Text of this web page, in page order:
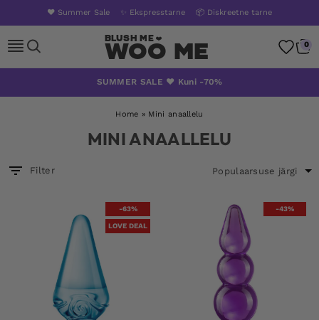
❤️ Summer Sale ✨ Ekspresstarne 📦 Diskreetne tarne
Woo Me 0
SUMMER SALE ❤️ Kuni -70%
Home » Mini anaallelu
MINI ANAALLELU
Filter
-63%
LOVE DEAL
-43%